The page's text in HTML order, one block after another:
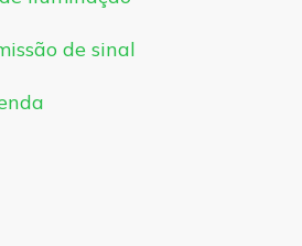
de sinal